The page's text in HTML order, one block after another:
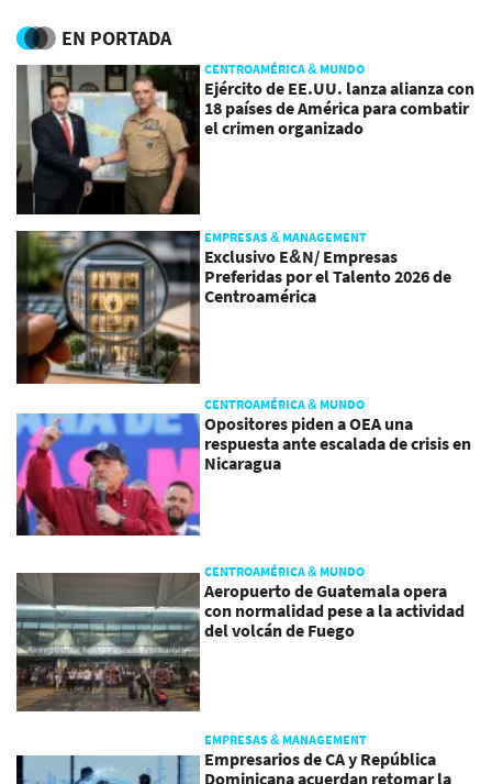
EN PORTADA
CENTROAMÉRICA & MUNDO
Ejército de EE.UU. lanza alianza con
18 países de América para combatir
el crimen organizado
EMPRESAS & MANAGEMENT
Exclusivo E&N/ Empresas
Preferidas por el Talento 2026 de
Centroamérica
CENTROAMÉRICA & MUNDO
Opositores piden a OEA una
respuesta ante escalada de crisis en
Nicaragua
CENTROAMÉRICA & MUNDO
Aeropuerto de Guatemala opera
con normalidad pese a la actividad
del volcán de Fuego
EMPRESAS & MANAGEMENT
Empresarios de CA y República
Dominicana acuerdan retomar la